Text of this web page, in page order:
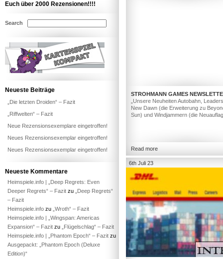
STROHMANN GAMES
„Unsere Neuheiten Autobahn,
New Dawn (die Erweiterung zu
Sun) und Windjammern (die
Read more
6th Juli 23
Euch über 2000 Rezensionen!!!!
Search
Neueste Beiträge
„Die letzten Droiden“ – Fazit
„Riffwelten“ – Fazit
Neue Rezensionsexemplare eingetroffen!
Neues Rezensionsexemplar eingetroffen!
Neues Rezensionsexemplar eingetroffen!
Neueste Kommentare
Heimspiele.info | „Deep Regrets: Even
Deeper Regrets“ – Fazit zu
„Deep Regrets“
– Fazit
Heimspiele.info zu „Wroth“ – Fazit
Heimspiele.info | „Wingspan: Americas
Expansion“ – Fazit zu
„Flügelschlag“ – Fazit
Heimspiele.info | „Phantom Epoch“ – Fazit zu
Ausgepackt: „Phantom Epoch (Deluxe
Edition)“